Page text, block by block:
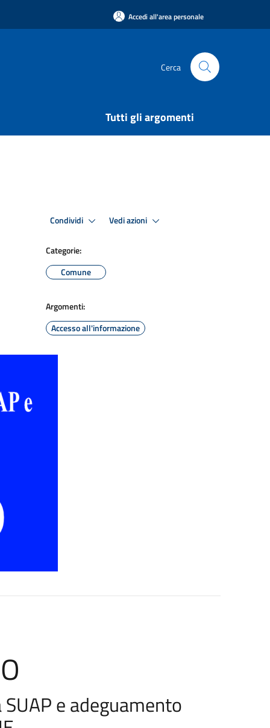
Accedi all'area personale
Cerca
Tutti gli argomenti
Condividi Vedi azioni
Categorie:
Comune
Argomenti:
Accesso all'informazione
e adeguamento